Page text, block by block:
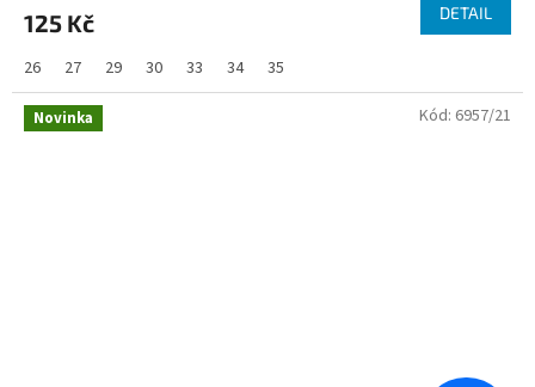
125 Kč DETAIL
26 27 29 30 33 34 35
Novinka Kód: 6957/21